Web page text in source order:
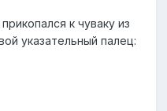
к чуваку из
указательный палец: